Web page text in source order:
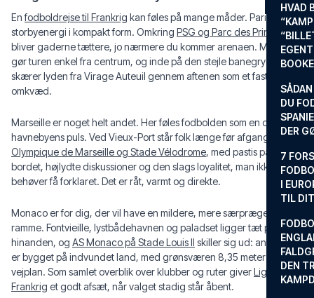
HVAD
DU
DER
7
I
TIL
DEN
Enfodboldrejse til Frankrig kan føles på mange måder. Paris er
storbyenergi i kompakt form. Omkring PSG og Parc des Princes
bliver gaderne tættere, jo nærmere du kommer arenaen. Metroen
gør turen enkel fra centrum, og inde på den stejle banegryde
skærer lyden fra Virage Auteuil gennem aftenen som et fast
omkvæd.
Marseille er noget helt andet. Her føles fodbolden som en del af
havnebyens puls. Ved Vieux-Port står folk længe før afgang mod
Olympique de Marseille og Stade Vélodrome, med pastis på
bordet, højlydte diskussioner og den slags loyalitet, man ikke
behøver få forklaret. Det er råt, varmt og direkte.
Monaco er for dig, der vil have en mildere, mere særpræget
ramme. Fontvieille, lystbådehavnen og paladset ligger tæt på
hinanden, og AS Monaco på Stade Louis II skiller sig ud: anlægget
er bygget på indvundet land, med grønsværen 8,35 meter over
vejplan. Som samlet overblik over klubber og ruter giverLigue 1 i
Frankrig et godt afsæt, når valget stadig står åbent.